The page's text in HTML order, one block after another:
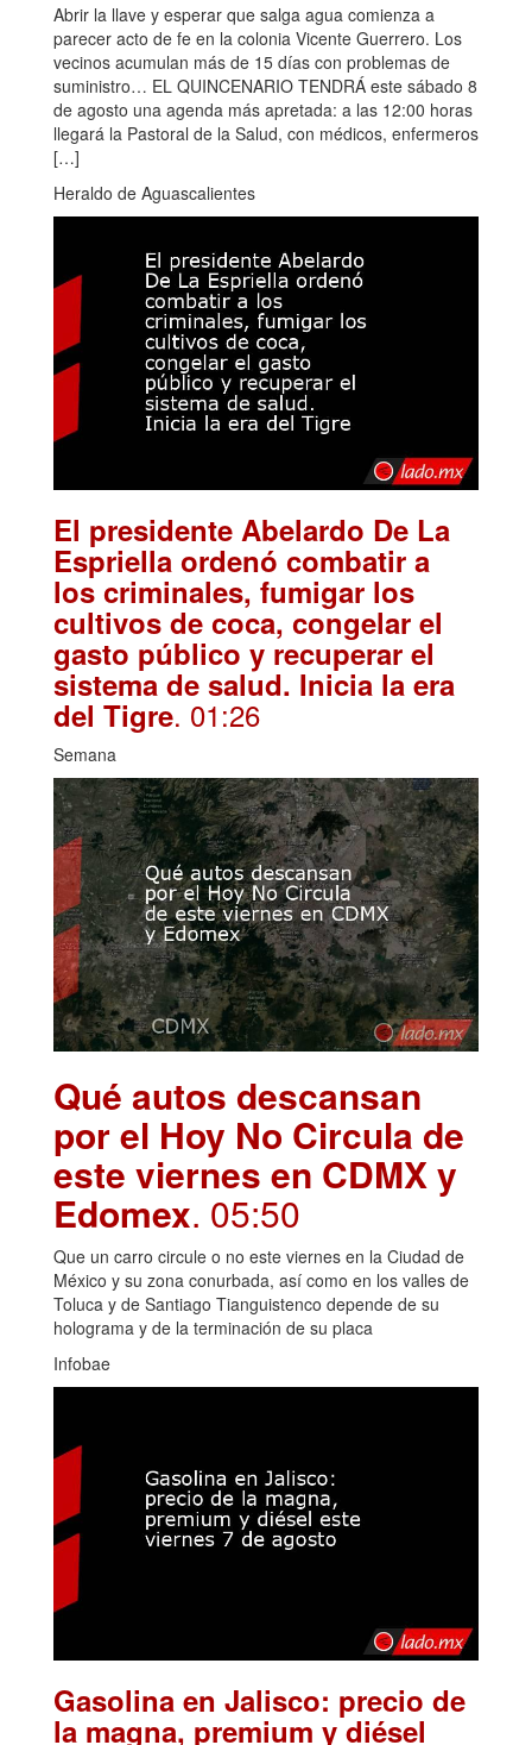
Abrir la llave y esperar que salga agua comienza a
parecer acto de fe en la colonia Vicente Guerrero. Los
vecinos acumulan más de 15 días con problemas de
suministro… EL QUINCENARIO TENDRÁ este sábado 8
de agosto una agenda más apretada: a las 12:00 horas
llegará la Pastoral de la Salud, con médicos, enfermeros
[…]
Heraldo de Aguascalientes
El presidente Abelardo De La
Espriella ordenó combatir a
los criminales, fumigar los
cultivos de coca, congelar el
gasto público y recuperar el
sistema de salud. Inicia la era
del Tigre. 01:26
Semana
Qué autos descansan
por el Hoy No Circula de
este viernes en CDMX y
Edomex. 05:50
Que un carro circule o no este viernes en la Ciudad de
México y su zona conurbada, así como en los valles de
Toluca y de Santiago Tianguistenco depende de su
holograma y de la terminación de su placa
Infobae
Gasolina en Jalisco: precio de
la magna, premium y diésel